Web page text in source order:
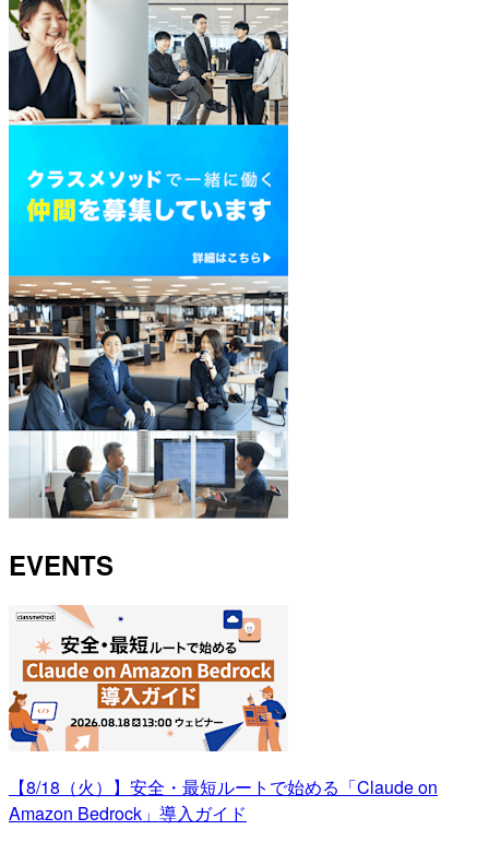
EVENTS
【8/18（火）】安全・最短ルートで始める「Claude on
Amazon Bedrock」導入ガイド